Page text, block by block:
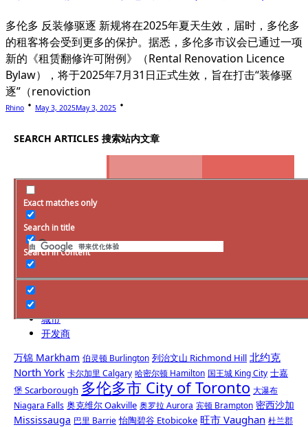
多伦多 反装修驱逐 新规将在2025年夏天生效，届时，多伦多
的租客将会受到更多的保护。据悉，多伦多市议会已通过一项
新的《租赁翻修许可附例》（Rental Renovation Licence
Bylaw），将于2025年7月31日正式生效，旨在打击“装修驱
逐”（renoviction
Rhino May 3, 2025May 3, 2025
SEARCH ARTICLES 搜索站内文章
Exact matches only
Search in title
Search in content
SEARCH WITH GOOGLE 用谷歌搜索全站
房产要素
城市
开发商
万锦 Markham 伯灵顿 Burlington 列治文山 Richmond Hill 北约克
North York 卡尔加里 Calgary 哈密尔顿 Hamilton 国王城 King City 士嘉
堡 Scarborough 多伦多市 City of Toronto 大瀑布
Niagara Falls 奥克维尔 Oakville 奥罗拉 Aurora 宾顿 Brampton 密西沙加
Mississauga 巴里 Barrie 怡陶碧谷 Etobicoke 旺市 Vaughan 杜兰郡